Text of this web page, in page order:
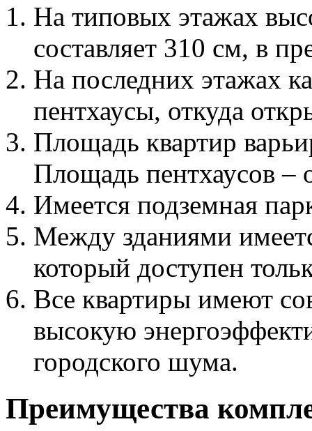
На типовых этажах
составляет 310 см, в
На последних этажах
пентхаусы, откуда
Площадь квартир
Площадь пентхаусов –
Имеется подземная
Между зданиями
который доступен
Все квартиры имеют
высокую
городского шума.
Преимущества